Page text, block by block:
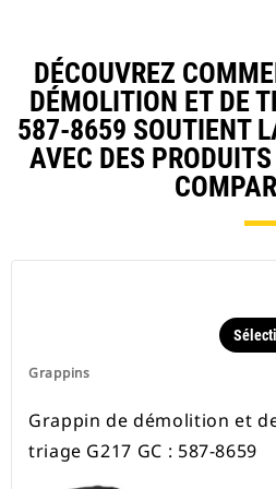
DÉCOUVREZ
DÉMOLITION ET DE
587-8659 SOUTIENT
AVEC DES
Grappins
Grappin de démolition et
triage G217 GC : 587-8659